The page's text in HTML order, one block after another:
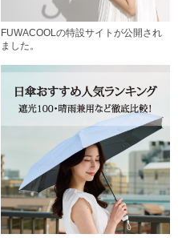
FUWACOOLの特設サイトが公開され
ました。